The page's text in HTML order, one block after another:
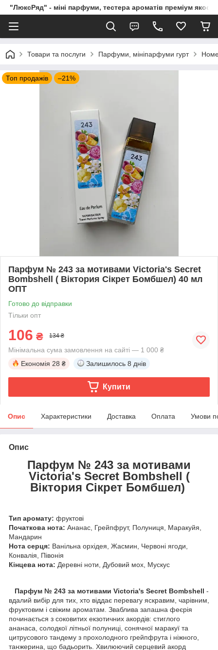
"ЛюксРяд" - міні парфуми, тестера ароматів преміум
Товари та послуги Парфуми, мініпарфуми гурт
Топ продажів –21%
Парфум № 243 за мотивами Victoria's Secret
Bombshell ( Віктория Сікрет Бомбшел) 40 мл
ОПТ
Готово до відправки
Тільки опт
106 ₴ 134 ₴
Мінімальна сума замовлення на сайті — 1 000 ₴
Економія 28 ₴ Залишилось 8 днів
Купити
Опис Характеристики Доставка Оплата Умови
Опис
Парфум № 243 за мотивами
Victoria's Secret Bombshell (
Віктория Сікрет Бомбшел)
Тип аромату: фруктові
Початкова нота: Ананас, Грейпфрут, Полуниця, Маракуйя,
Мандарин
Нота серця: Ванільна орхідея, Жасмин, Червоні ягоди,
Конвалія, Півонія
Кінцева нота: Деревні ноти, Дубовий мох, Мускус
Парфум № 243 за мотивами Victoria's Secret Bombshell -
вдалий вибір для тих, хто віддає перевагу яскравим, чарівним,
фруктовим і свіжим ароматам. Зваблива запашна феєрія
починається з соковитих екзотичних акордів: стиглого
ананаса, солодкої літньої полуниці, сонячної маракуї та
цитрусового тандему з прохолодного грейпфрута і ніжного,
танжерина, що бадьорить. Хвилюючий серцевий акорд